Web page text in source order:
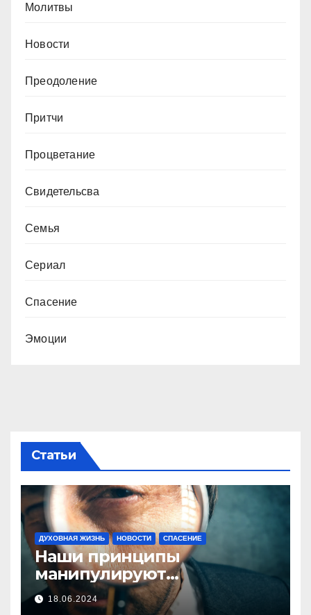
Молитвы
Новости
Преодоление
Притчи
Процветание
Свидетельсва
Семья
Сериал
Спасение
Эмоции
Статьи
ДУХОВНАЯ ЖИЗНЬ НОВОСТИ СПАСЕНИЕ
Наши принципы
манипулируют…
18.06.2024